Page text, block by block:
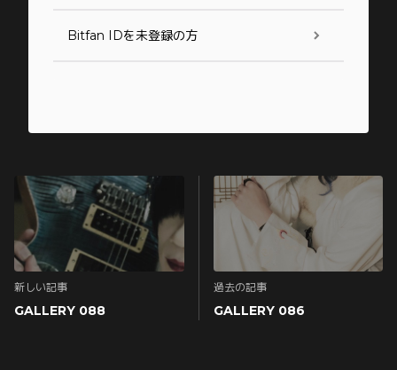
Bitfan IDを未登録の方
新しい記事
GALLERY 088
過去の記事
GALLERY 086